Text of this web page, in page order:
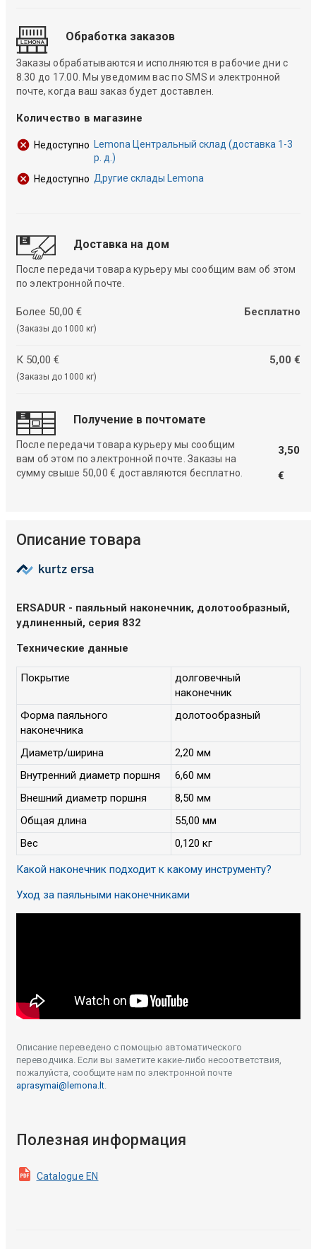
Обработка заказов
Заказы обрабатываются и исполняются в рабочие дни с
8.30 до 17.00. Мы уведомим вас по SMS и электронной
почте, когда ваш заказ будет доставлен.
Количество в магазине
Недоступно
Lemona Центральный склад (доставка 1-3
р. д.)
Недоступно Другие склады Lemona
Доставка на дом
После передачи товара курьеру мы сообщим вам об этом
по электронной почте.
Более 50,00 €
(Заказы до 1000 кг)
Бесплатно
К 50,00 €
(Заказы до 1000 кг)
5,00 €
Получение в почтомате
После передачи товара курьеру мы сообщим
вам об этом по электронной почте. Заказы на
сумму свыше 50,00 € доставляются бесплатно.
3,50
€
Описание товара
ERSADUR - паяльный наконечник, долотообразный,
удлиненный, серия 832
Технические данные
Покрытие
долговечный
наконечник
Форма паяльного
наконечника
долотообразный
Диаметр/ширина
2,20 мм
Внутренний диаметр поршня
6,60 мм
Внешний диаметр поршня
8,50 мм
Общая длина
55,00 мм
Вес
0,120 кг
Какой наконечник подходит к какому инструменту?
Уход за паяльными наконечниками
Описание переведено с помощью автоматического
переводчика. Если вы заметите какие-либо несоответствия,
пожалуйста, сообщите нам по электронной почте
aprasymai@lemona.lt.
Полезная информация
Catalogue EN